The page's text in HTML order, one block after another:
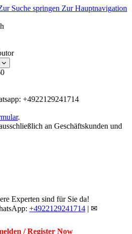
Suche springen Zur Hauptnavigation
+4922129241714
.
an Geschäftskunden und
Experten sind für Sie da!
+4922129241714 | ✉
/ Register Now